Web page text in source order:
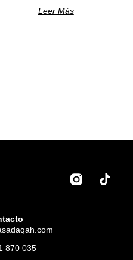
Leer Más
870 035
T
i